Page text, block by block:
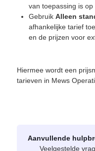
van toepassing is op
GebruikAlleen
afhankelijke tarief
en de prijzen voor
Hiermee wordt een
tarieven in Mews
Aanvullende
Veelgestelde